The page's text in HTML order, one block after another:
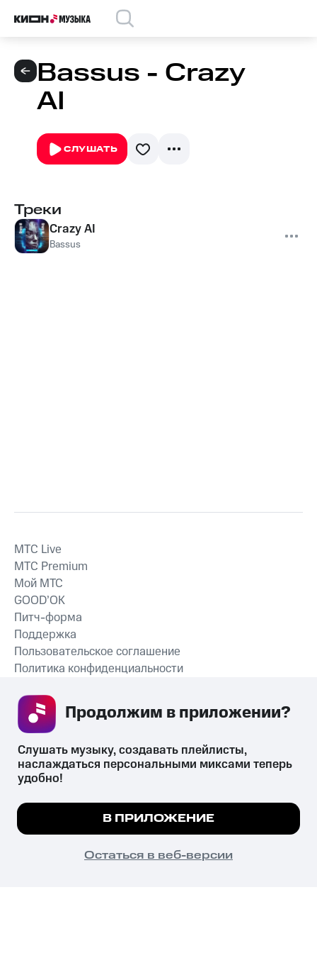
Bassus - Crazy
AI
СЛУШАТЬ
Треки
Crazy AI
Bassus
СКАЧАТЬ ПРИЛОЖЕНИЕ
MTС Live
MTС Premium
Мой МТС
GOOD’OK
Питч-форма
Поддержка
Пользовательское соглашение
Политика конфиденциальности
психотропных веществ, их аналогов причиняет вред здоровью,
их незаконный оборот запрещён и влечёт установленную
законодательством ответственность.
© 2026 ООО «КИОН».
Все права защищены
Мы используем куки, чтобы на сайте все
Подробнее
ПОНЯТНО
Слушать музыку, создавать плейлисты,
наслаждаться персональными миксами теперь
удобно!
В ПРИЛОЖЕНИЕ
Остаться в веб-версии